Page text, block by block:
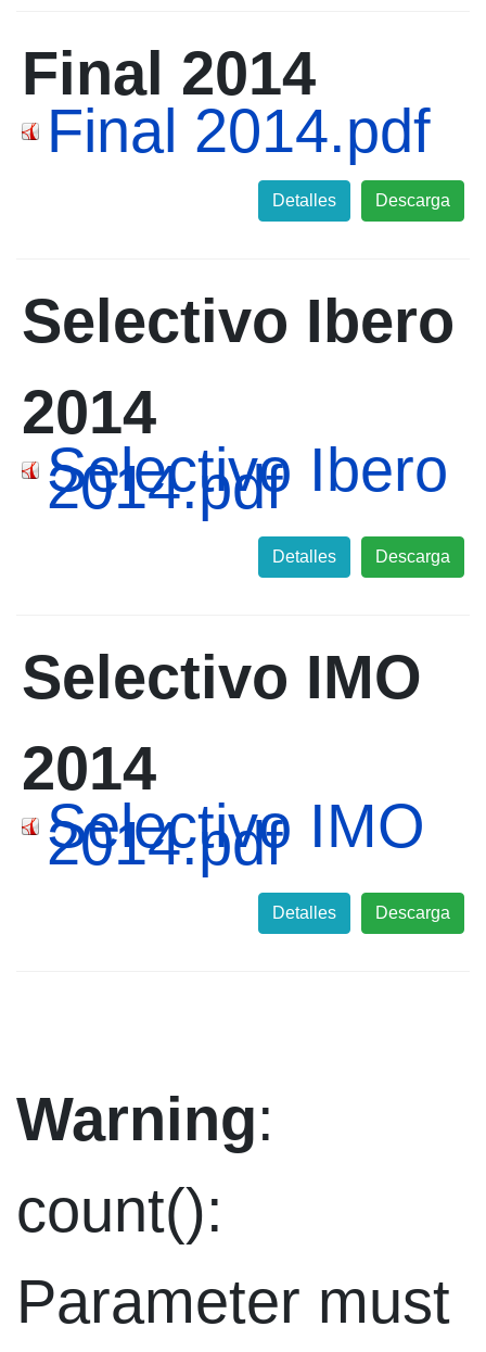
Final 2014
Final 2014.pdf
Descarga
Detalles
Selectivo Ibero
2014
Selectivo Ibero
2014.pdf
Descarga
Detalles
Selectivo IMO
2014
Selectivo IMO
2014.pdf
Descarga
Detalles
Warning:
count():
Parameter must